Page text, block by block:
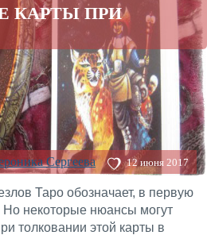
КАРТЫ ПРИ
Сергеева 12 июня 2017
Таро обозначает, в первую
некоторые нюансы могут
толковании этой карты в